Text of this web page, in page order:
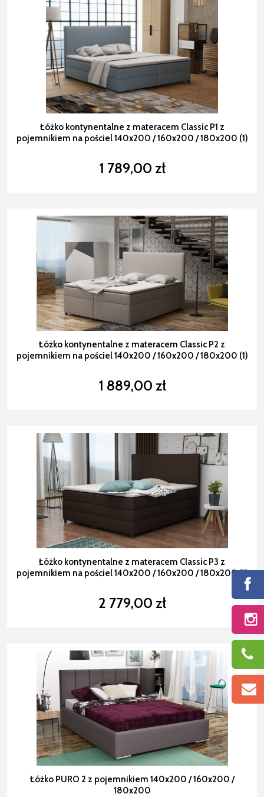
Łóżko kontynentalne z materacem Classic P1 z
pojemnikiem na pościel 140x200 / 160x200 / 180x200 (1)
1 789,00 zł
Łóżko kontynentalne z materacem Classic P2 z
pojemnikiem na pościel 140x200 / 160x200 / 180x200 (1)
1 889,00 zł
Łóżko kontynentalne z materacem Classic P3 z
pojemnikiem na pościel 140x200 / 160x200 / 180x200 (1)
2 779,00 zł
Łóżko PURO 2 z pojemnikiem 140x200 / 160x200 /
180x200